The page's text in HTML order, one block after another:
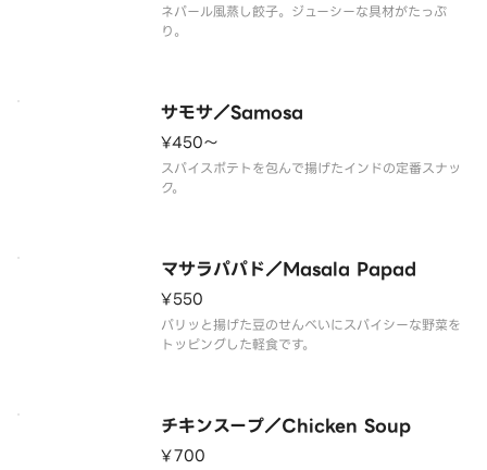
ネパール風蒸し餃子。ジューシーな具材がたっぷ
り。
サモサ／Samosa
¥450〜
スパイスポテトを包んで揚げたインドの定番スナッ
ク。
マサラパパド／Masala Papad
¥550
パリッと揚げた豆のせんべいにスパイシーな野菜を
トッピングした軽食です。
チキンスープ／Chicken Soup
¥700